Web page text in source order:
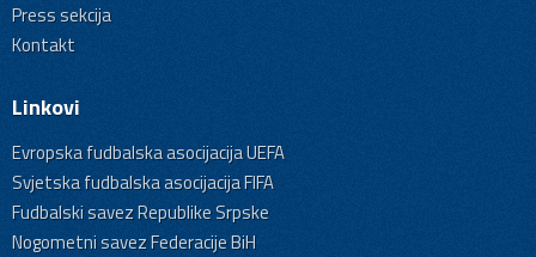
Press sekcija
Kontakt
Linkovi
Evropska fudbalska asocijacija UEFA
Svjetska fudbalska asocijacija FIFA
Fudbalski savez Republike Srpske
Nogometni savez Federacije BiH